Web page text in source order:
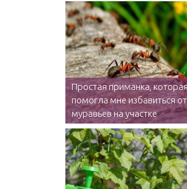
Простая приманка, которая
помогла мне избавиться от
муравьев на участке